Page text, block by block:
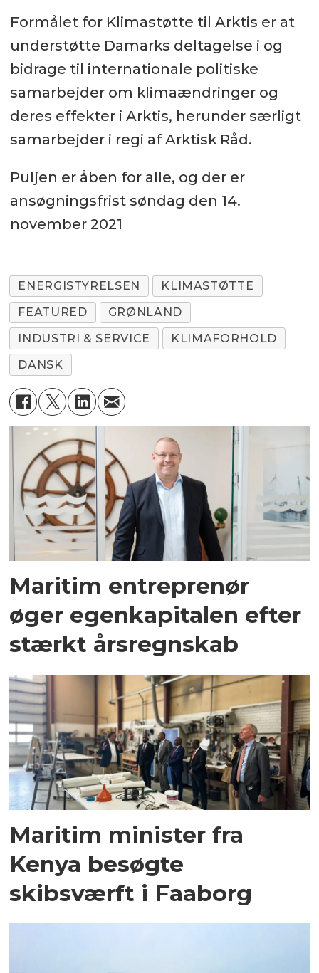
Formålet for Klimastøtte til Arktis er at
understøtte Damarks deltagelse i og
bidrage til internationale politiske
samarbejder om klimaændringer og
deres effekter i Arktis, herunder særligt
samarbejder i regi af Arktisk Råd.
Puljen er åben for alle, og der er
ansøgningsfrist søndag den 14.
november 2021
ENERGISTYRELSEN
KLIMASTØTTE
FEATURED
GRØNLAND
INDUSTRI & SERVICE
KLIMAFORHOLD
DANSK
Maritim entreprenør
øger egenkapitalen efter
stærkt årsregnskab
Maritim minister fra
Kenya besøgte
skibsværft i Faaborg